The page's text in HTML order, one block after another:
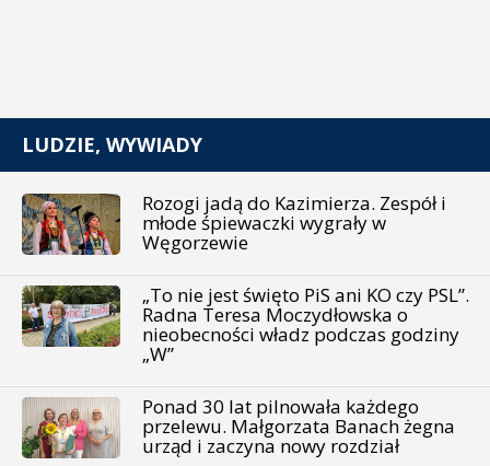
LUDZIE, WYWIADY
Rozogi jadą do Kazimierza. Zespół i
młode śpiewaczki wygrały w
Węgorzewie
„To nie jest święto PiS ani KO czy PSL”.
Radna Teresa Moczydłowska o
nieobecności władz podczas godziny
„W”
Ponad 30 lat pilnowała każdego
przelewu. Małgorzata Banach żegna
urząd i zaczyna nowy rozdział